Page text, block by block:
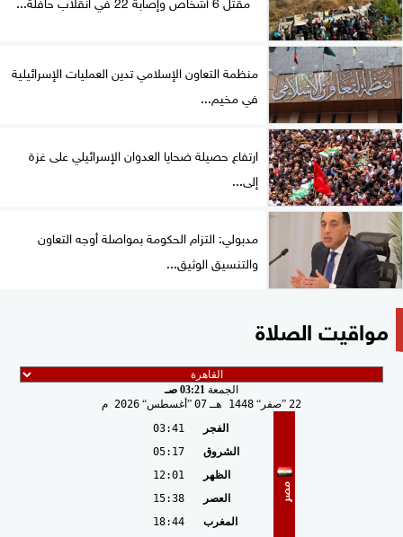
منظمة التعاون الإسلامي تدين العمليات الإسرائيلية
في مخيم...
ارتفاع حصيلة ضحايا العدوان الإسرائيلي على غزة
إلى...
مدبولي: التزام الحكومة بمواصلة أوجه التعاون
والتنسيق الوثيق...
مواقيت الصلاة
الجمعة 03:21 صـ
22 صفر 1448 هـ 07 أغسطس 2026 م
مصر
الفجر
03:41
الشروق
05:17
الظهر
12:01
العصر
15:38
المغرب
18:44